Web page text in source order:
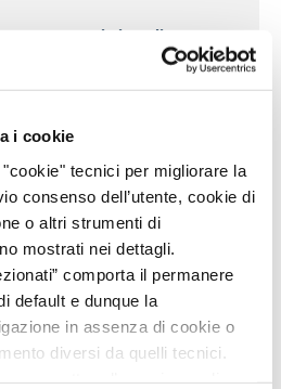
i cookie
tecnici per migliorare la
consenso dell’utente, cookie di
o altri strumenti di
mostrati nei dettagli.
comporta il permanere
default e dunque la
in assenza di cookie o
diversi da quelli tecnici.
marittimo di
contenenti piombo
Vedi tutti
ARTICOLI BIOCIDI
DOGANE IATA
RID